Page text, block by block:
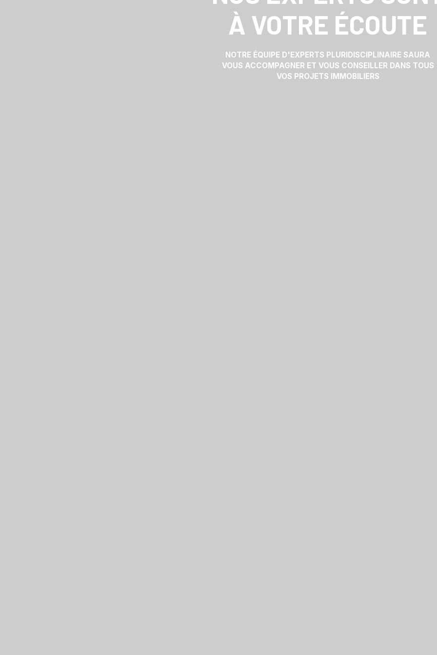
À VOTRE ÉCOUTE
NOTRE ÉQUIPE D'EXPERTS PLURIDISCIPLINAIRE SAURA
VOUS ACCOMPAGNER ET VOUS CONSEILLER DANS TOUS
VOS PROJETS IMMOBILIERS